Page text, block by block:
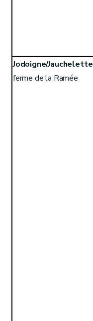
Jodoigne/Jauchelette
ferme de la Ramée